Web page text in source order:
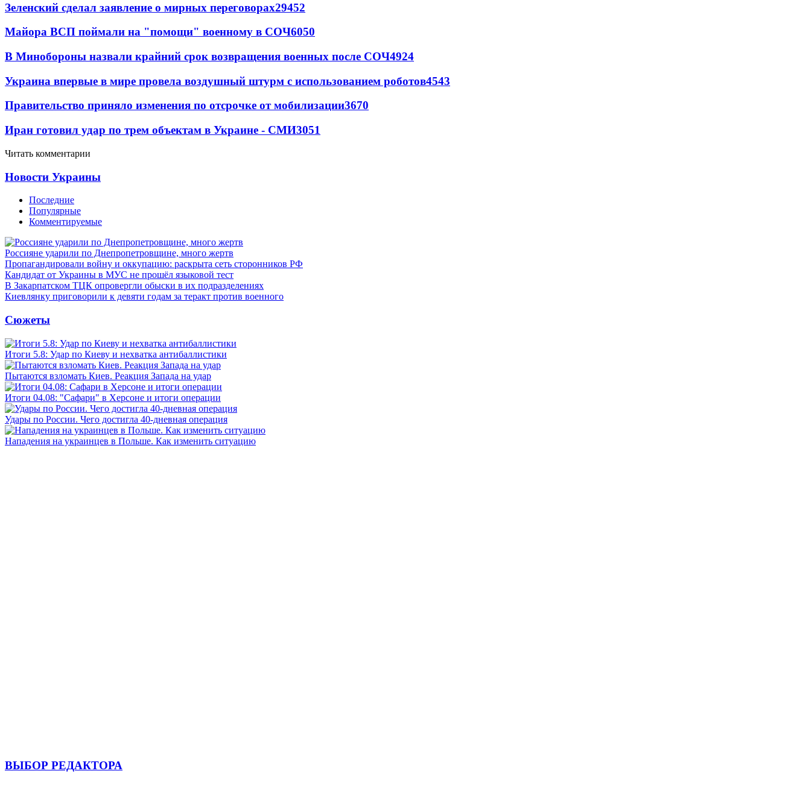
Зеленский сделал заявление о мирных переговорах29452
Майора ВСП поймали на "помощи" военному в СОЧ6050
В Минобороны назвали крайний срок возвращения военных после СОЧ4924
Украина впервые в мире провела воздушный штурм с использованием роботов4543
Правительство приняло изменения по отсрочке от мобилизации3670
Иран готовил удар по трем объектам в Украине - СМИ3051
Читать комментарии
Новости Украины
Последние
Популярные
Комментируемые
Россияне ударили по Днепропетровщине, много жертв
Пропагандировали войну и оккупацию: раскрыта сеть сторонников РФ
Кандидат от Украины в МУС не прошёл языковой тест
В Закарпатском ТЦК опровергли обыски в их подразделениях
Киевлянку приговорили к девяти годам за теракт против военного
Сюжеты
Итоги 5.8: Удар по Киеву и нехватка антибаллистики
Пытаются взломать Киев. Реакция Запада на удар
Итоги 04.08: "Сафари" в Херсоне и итоги операции
Удары по России. Чего достигла 40-дневная операция
Нападения на украинцев в Польше. Как изменить ситуацию
ВЫБОР РЕДАКТОРА